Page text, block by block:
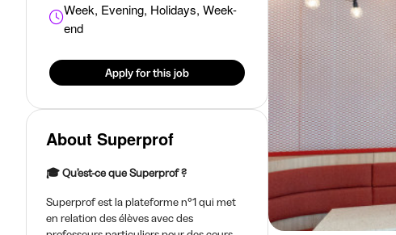
Week, Evening, Holidays, Week-
end
Apply for this job
About Superprof
🎓 Qu’est-ce que Superprof ?
Superprof est la plateforme n°1 qui met
en relation des élèves avec des